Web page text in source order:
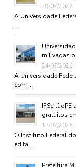
28/07/2026
A Universidade
…
mil vagas
24/07/2026
A Universidade
com …
gratuitos
17/07/2026
O Instituto Federal
edital …